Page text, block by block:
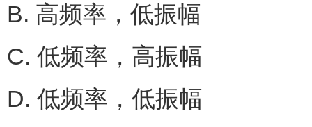
B. 高频率，低振幅
C. 低频率，高振幅
D. 低频率，低振幅